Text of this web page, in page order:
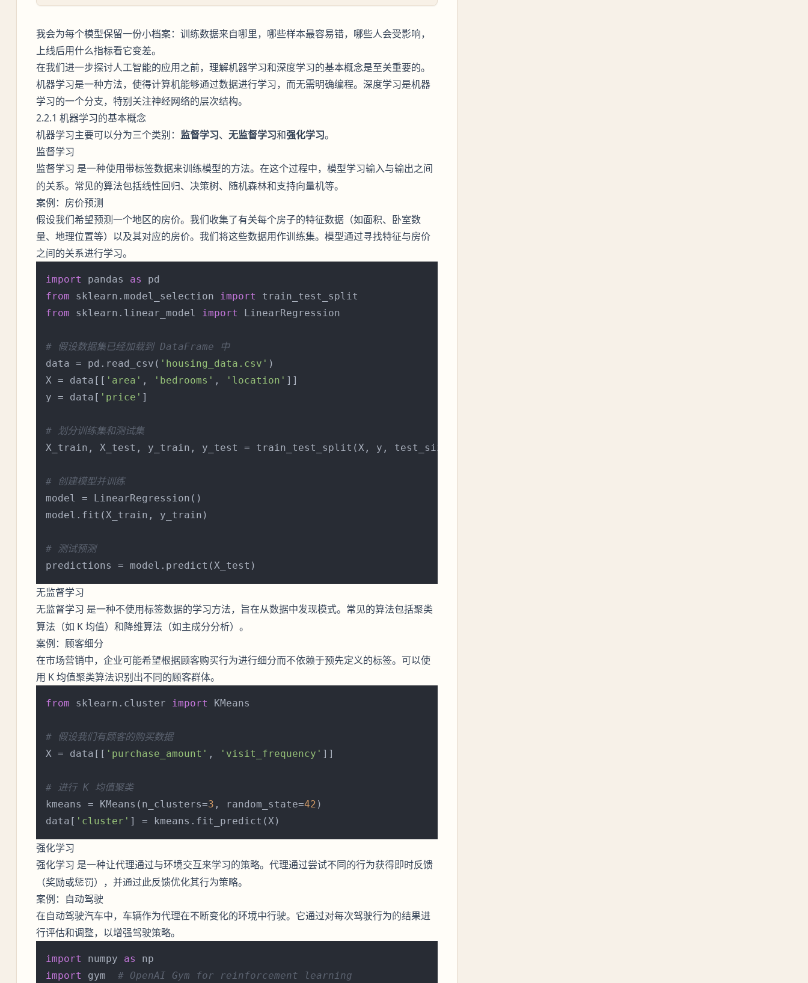
我会为每个模型保留一份小档案：训练数据来自哪里，哪些样本最容易错，哪些人会受影响，
上线后用什么指标看它变差。
在我们进一步探讨人工智能的应用之前，理解机器学习和深度学习的基本概念是至关重要的。
机器学习是一种方法，使得计算机能够通过数据进行学习，而无需明确编程。深度学习是机器
学习的一个分支，特别关注神经网络的层次结构。
2.2.1 机器学习的基本概念
机器学习主要可以分为三个类别： 监督学习、 无监督学习和强化学习。
监督学习
监督学习 是一种使用带标签数据来训练模型的方法。在这个过程中，模型学习输入与输出之间
的关系。常见的算法包括线性回归、决策树、随机森林和支持向量机等。
案例：房价预测
假设我们希望预测一个地区的房价。我们收集了有关每个房子的特征数据（如面积、卧室数
量、地理位置等）以及其对应的房价。我们将这些数据用作训练集。模型通过寻找特征与房价
之间的关系进行学习。
import pandas as
from sklearn.model_selection import
from sklearn.linear_model import LinearRegression
# 假设数据集已经加载到 DataFrame 中
data = pd.read_csv( 'housing_data.csv' )
X = data[[ 'area' , 'bedrooms' , 'location' ]]
y = data[ 'price' ]
# 划分训练集和测试集
X_train, X_test, y_train, y_test = train_test_split(X, y, test_size=
# 创建模型并训练
model = LinearRegression()
model.fit(X_train, y_train)
# 测试预测
无监督学习
无监督学习 是一种不使用标签数据的学习方法，旨在从数据中发现模式。常见的算法包括聚类
算法（如 K 均值）和降维算法（如主成分分析）。
案例：顾客细分
在市场营销中，企业可能希望根据顾客购买行为进行细分而不依赖于预先定义的标签。可以使
用 K 均值聚类算法识别出不同的顾客群体。
from sklearn.cluster import KMeans
# 假设我们有顾客的购买数据
X = data[[ 'purchase_amount' , 'visit_frequency' ]]
# 进行 K 均值聚类
kmeans = KMeans(n_clusters=3 , random_state=42 )
data[ 'cluster'
强化学习
强化学习 是一种让代理通过与环境交互来学习的策略。代理通过尝试不同的行为获得即时反馈
（奖励或惩罚），并通过此反馈优化其行为策略。
案例：自动驾驶
在自动驾驶汽车中，车辆作为代理在不断变化的环境中行驶。它通过对每次驾驶行为的结果进
行评估和调整，以增强驾驶策略。
import numpy as
import gym # OpenAI Gym for reinforcement learning